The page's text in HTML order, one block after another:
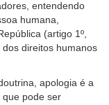
entendendo
humana,
(artigo 1º,
direitos humanos
apologia é a
que pode ser